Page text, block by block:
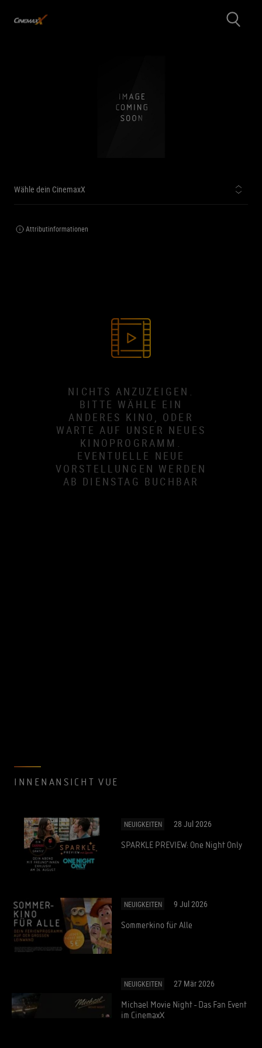
Wähle dein CinemaxX
Attributinformationen
NICHTS ANZUZEIGEN.
BITTE WÄHLE EIN
ANDERES KINO, ODER
WARTE AUF UNSER NEUES
KINOPROGRAMM.
EVENTUELLE NEUE
VORSTELLUNGEN WERDEN
AB DIENSTAG BUCHBAR
INNENANSICHT VUE
NEUIGKEITEN 28 Jul 2026
SPARKLE PREVIEW: One Night Only
NEUIGKEITEN 9 Jul 2026
Sommerkino für Alle
NEUIGKEITEN 27 Mär 2026
Michael Movie Night - Das Fan Event
im CinemaxX